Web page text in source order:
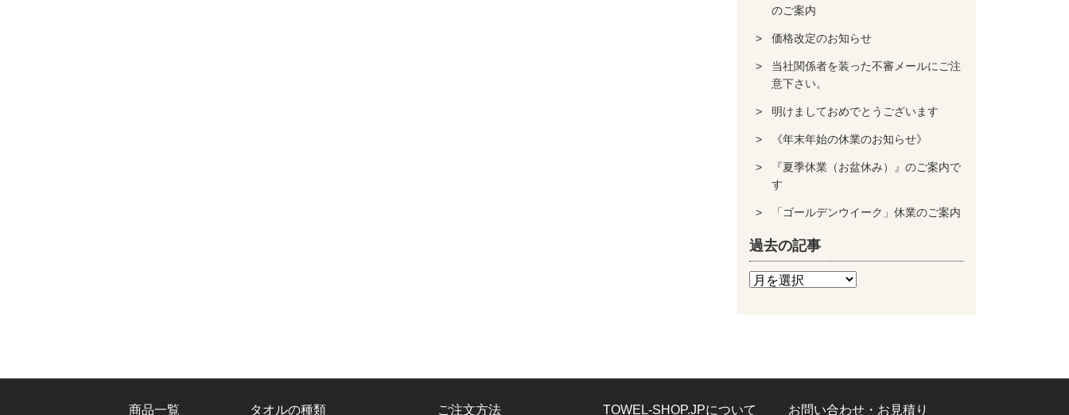
のご案内
価格改定のお知らせ
当社関係者を装った不審メールにご注
意下さい。
明けましておめでとうございます
《年末年始の休業のお知らせ》
『夏季休業（お盆休み）』のご案内で
す
「ゴールデンウイーク」休業のご案内
過去の記事
商品一覧 タオルの種類 ご注文方法 TOWEL-SHOP.JPについて お問い合わせ・お見積り